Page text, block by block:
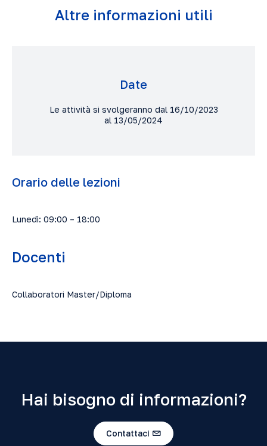
Altre informazioni utili
Date
Le attività si svolgeranno dal 16/10/2023
al 13/05/2024
Orario delle lezioni
Lunedì: 09:00 – 18:00
Docenti
Collaboratori Master/Diploma
Hai bisogno di informazioni?
Contattaci